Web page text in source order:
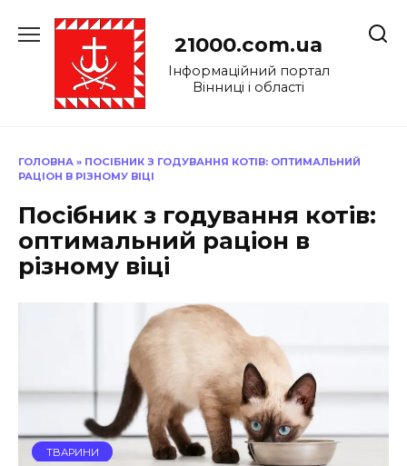
до
21000.com.ua
Інформаційний портал
Вінниці і області
ГОЛОВНА » ПОСІБНИК З ГОДУВАННЯ КОТІВ: ОПТИМАЛЬНИЙ
РАЦІОН В РІЗНОМУ ВІЦІ
Посібник з годування котів:
оптимальний раціон в
різному віці
ТВАРИНИ